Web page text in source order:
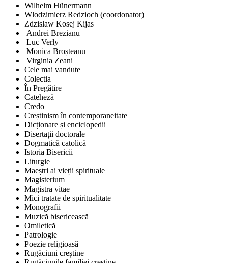
Wilhelm Hünermann
Wlodzimierz Redzioch (coordonator)
Zdzislaw Kosej Kijas
Andrei Brezianu
Luc Verly
Monica Broșteanu
Virginia Zeani
Cele mai vandute
Colectia
În Pregătire
Cateheză
Credo
Creștinism în contemporaneitate
Dicționare și enciclopedii
Disertații doctorale
Dogmatică catolică
Istoria Bisericii
Liturgie
Maeștri ai vieții spirituale
Magisterium
Magistra vitae
Mici tratate de spiritualitate
Monografii
Muzică bisericească
Omiletică
Patrologie
Poezie religioasă
Rugăciuni creștine